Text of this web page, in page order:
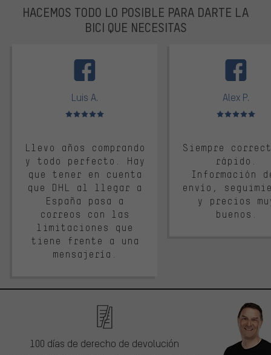
HACEMOS TODO LO POSIBLE PARA DARTE LA
BICI QUE NECESITAS
Luis A.
Valoración media: 5 de 5
Llevo años comprando
y todo perfecto. Hay
que tener en cuenta
que DHL al llegar a
España pasa a
correos con las
limitaciones que
tiene frente a una
mensajería.
Alex P.
Valoración
Siempre
rápido.
Información
envío,
y precios
buenos.
100 días de derecho de devolución